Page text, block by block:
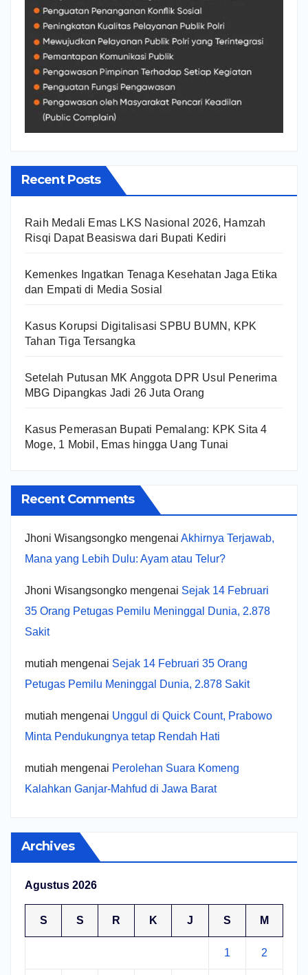
Recent Posts
Raih Medali Emas LKS Nasional 2026, Hamzah
Risqi Dapat Beasiswa dari Bupati Kediri
Kemenkes Ingatkan Tenaga Kesehatan Jaga Etika
dan Empati di Media Sosial
Kasus Korupsi Digitalisasi SPBU BUMN, KPK
Tahan Tiga Tersangka
Setelah Putusan MK Anggota DPR Usul Penerima
MBG Dipangkas Jadi 26 Juta Orang
Kasus Pemerasan Bupati Pemalang: KPK Sita 4
Moge, 1 Mobil, Emas hingga Uang Tunai
Recent Comments
Jhoni Wisangsongko mengenai Akhirnya Terjawab,
Mana yang Lebih Dulu: Ayam atau Telur?
Jhoni Wisangsongko mengenai Sejak 14 Februari
35 Orang Petugas Pemilu Meninggal Dunia, 2.878
Sakit
mutiah mengenai Sejak 14 Februari 35 Orang
Petugas Pemilu Meninggal Dunia, 2.878 Sakit
mutiah mengenai Unggul di Quick Count, Prabowo
Minta Pendukungnya tetap Rendah Hati
mutiah mengenai Perolehan Suara Komeng
Kalahkan Ganjar-Mahfud di Jawa Barat
Archives
Agustus 2026
S S R K J S M
1 2